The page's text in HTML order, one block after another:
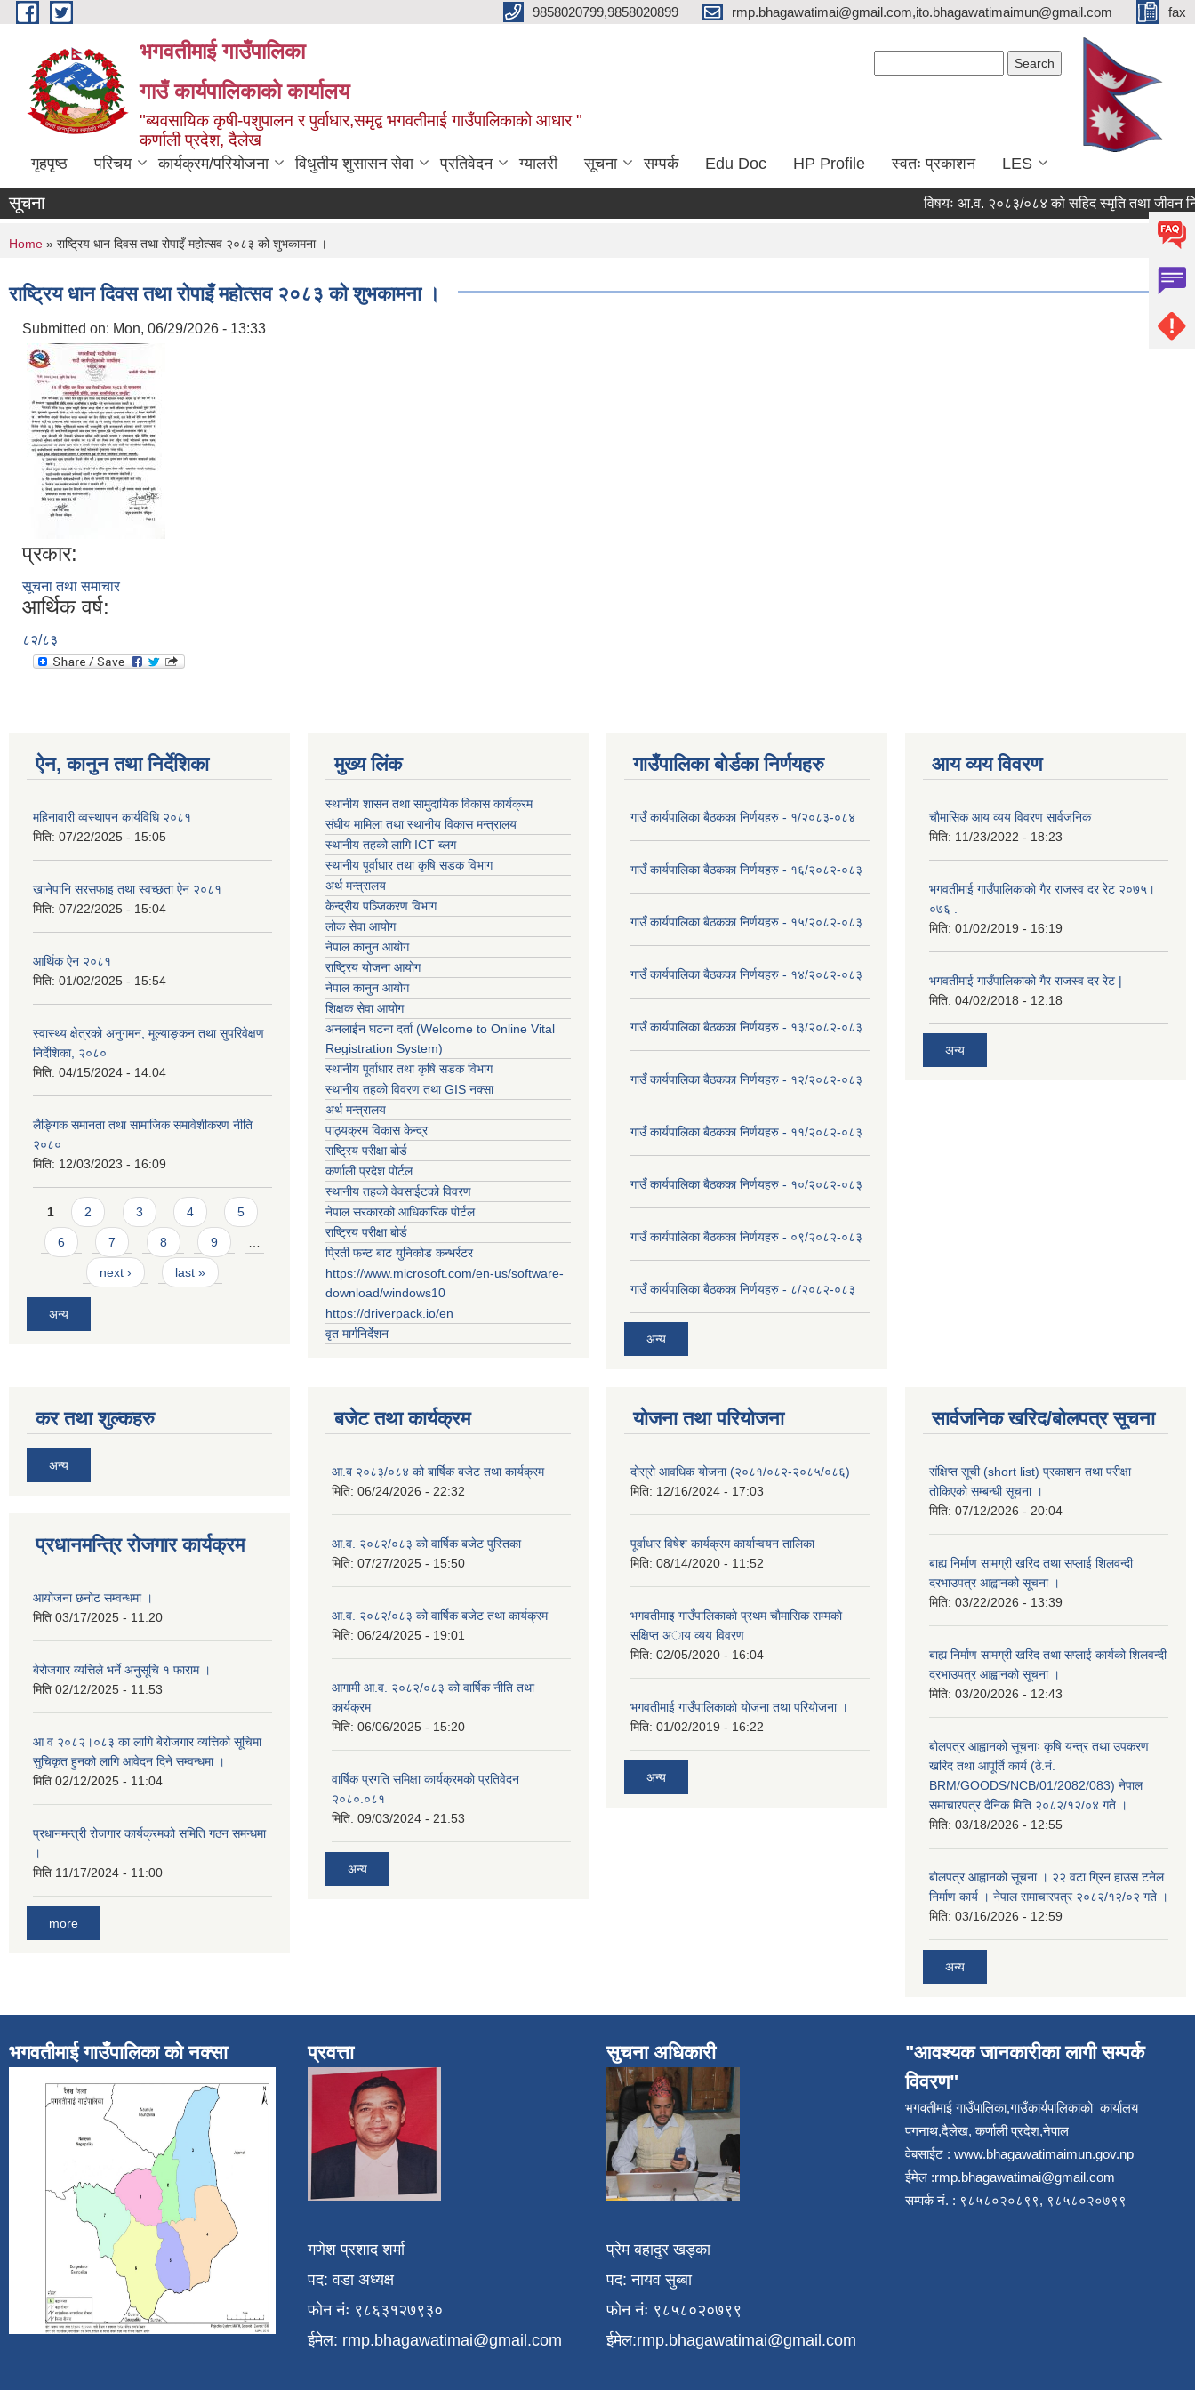
Skip to main content 9858020799,9858020899 rmp.bhagawatimai@gmail.com,ito.bhagawatimaimun@gmail.com fax
भगवतीमाई गाउँपालिका
गाउँ कार्यपालिकाको कार्यालय
"ब्यवसायिक कृषी-पशुपालन र पुर्वाधार,समृद्ब भगवतीमाई गाउँपालिकाको आधार "
कर्णाली प्रदेश, दैलेख
गृहपृष्ठ परिचय कार्यक्रम/परियोजना विधुतीय शुसासन सेवा प्रतिवेदन ग्यालरी सूचना सम्पर्क Edu Doc HP Profile स्वतः प्रकाशन LES
सूचना विषयः आ.व. २०८३/०८४ को सहिद स्मृति तथा जीवन
You are here
Home » राष्ट्रिय धान दिवस तथा रोपाइँ महोत्सव २०८३ को शुभकामना ।
राष्ट्रिय धान दिवस तथा रोपाइँ महोत्सव २०८३ को शुभकामना ।
Submitted on: Mon, 06/29/2026 - 13:33
प्रकार:
सूचना तथा समाचार
आर्थिक वर्ष:
८२/८३
ऐन, कानुन तथा निर्देशिका
महिनावारी व्वस्थापन कार्यविधि २०८१
मिति: 07/22/2025 - 15:05
खानेपानि सरसफाइ तथा स्वच्छता ऐन २०८१
मिति: 07/22/2025 - 15:04
आर्थिक ऐन २०८१
मिति: 01/02/2025 - 15:54
स्वास्थ्य क्षेत्रको अनुगमन, मूल्याङ्कन तथा सुपरिवेक्षण
निर्देशिका, २०८०
मिति: 04/15/2024 - 14:04
लैङ्गिक समानता तथा सामाजिक समावेशीकरण नीति
२०८०
मिति: 12/03/2023 - 16:09
Pages
1 2 3 4 5
6 7 8 9 …
next › last »
अन्य
मुख्य लिंक
स्थानीय शासन तथा सामुदायिक विकास कार्यक्रम
संघीय मामिला तथा स्थानीय विकास मन्त्रालय
स्थानीय तहको लागि ICT ब्लग
स्थानीय पूर्वाधार तथा कृषि सडक विभाग
अर्थ मन्त्रालय
केन्द्रीय पञ्जिकरण विभाग
लोक सेवा आयोग
नेपाल कानुन आयोग
राष्ट्रिय योजना आयोग
नेपाल कानुन आयोग
शिक्षक सेवा आयोग
अनलाईन घटना दर्ता (Welcome to Online Vital
Registration System)
स्थानीय पूर्वाधार तथा कृषि सडक विभाग
स्थानीय तहको विवरण तथा GIS नक्सा
अर्थ मन्त्रालय
पाठ्यक्रम विकास केन्द्र
राष्ट्रिय परीक्षा बोर्ड
कर्णाली प्रदेश पोर्टल
स्थानीय तहको वेवसाईटको विवरण
नेपाल सरकारको आधिकारिक पोर्टल
राष्ट्रिय परीक्षा बोर्ड
प्रिती फन्ट बाट युनिकोड कन्भर्रटर
https://www.microsoft.com/en-us/software-
download/windows10
https://driverpack.io/en
वृत मार्गनिर्देशन
गाउँपालिका बोर्डका निर्णयहरु
गाउँ कार्यपालिका बैठकका निर्णयहरु - १/२०८३-०८४
गाउँ कार्यपालिका बैठकका निर्णयहरु - १६/२०८२-०८३
गाउँ कार्यपालिका बैठकका निर्णयहरु - १५/२०८२-०८३
गाउँ कार्यपालिका बैठकका निर्णयहरु - १४/२०८२-०८३
गाउँ कार्यपालिका बैठकका निर्णयहरु - १३/२०८२-०८३
गाउँ कार्यपालिका बैठकका निर्णयहरु - १२/२०८२-०८३
गाउँ कार्यपालिका बैठकका निर्णयहरु - ११/२०८२-०८३
गाउँ कार्यपालिका बैठकका निर्णयहरु - १०/२०८२-०८३
गाउँ कार्यपालिका बैठकका निर्णयहरु - ०९/२०८२-०८३
गाउँ कार्यपालिका बैठकका निर्णयहरु - ८/२०८२-०८३
अन्य
आय व्यय विवरण
चाैमासिक आय व्यय विवरण सार्वजनिक
मिति: 11/23/2022 - 18:23
भगवतीमाई गाउँपालिकाको गैर राजस्व दर रेट २०७५।
०७६ .
मिति: 01/02/2019 - 16:19
भगवतीमाई गाउँपालिकाको गैर राजस्व दर रेट |
मिति: 04/02/2018 - 12:18
अन्य
कर तथा शुल्कहरु
अन्य
प्रधानमन्त्रि रोजगार कार्यक्रम
आयोजना छनोट सम्वन्धमा ।
मिति 03/17/2025 - 11:20
बेरोजगार व्यत्तिले भर्ने अनुसूचि १ फाराम ।
मिति 02/12/2025 - 11:53
आ व २०८२।०८३ का लागि बेेरोजगार व्यत्तिको सूचिमा
सुचिकृत हुनको लागि आवेदन दिने सम्वन्धमा ।
मिति 02/12/2025 - 11:04
प्रधानमन्त्री रोजगार कार्यक्रमको समिति गठन समन्धमा
।
मिति 11/17/2024 - 11:00
more
बजेट तथा कार्यक्रम
आ.ब २०८३/०८४ को बार्षिक बजेट तथा कार्यक्रम
मिति: 06/24/2026 - 22:32
आ.व. २०८२/०८३ को वार्षिक बजेट पुस्तिका
मिति: 07/27/2025 - 15:50
आ.व. २०८२/०८३ को वार्षिक बजेट तथा कार्यक्रम
मिति: 06/24/2025 - 19:01
आगामी आ.व. २०८२/०८३ को वार्षिक नीति तथा
कार्यक्रम
मिति: 06/06/2025 - 15:20
वार्षिक प्रगति समिक्षा कार्यक्रमको प्रतिवेदन
२०८०.०८१
मिति: 09/03/2024 - 21:53
अन्य
योजना तथा परियोजना
दोस्रो आवधिक योजना (२०८१/०८२-२०८५/०८६)
मिति: 12/16/2024 - 17:03
पूर्वाधार विषेश कार्यक्रम कार्यान्वयन तालिका
मिति: 08/14/2020 - 11:52
भगवतीमाइ गाउँपालिकाकाे प्रथम चाैमासिक सम्मकाे
सक्षिप्त अाय व्यय विवरण
मिति: 02/05/2020 - 16:04
भगवतीमाई गाउँपालिकाको याेजना तथा परियाेजना ।
मिति: 01/02/2019 - 16:22
अन्य
सार्वजनिक खरिद/बोलपत्र सूचना
संक्षिप्त सूची (short list) प्रकाशन तथा परीक्षा
तोकिएको सम्बन्धी सूचना ।
मिति: 07/12/2026 - 20:04
बाह्य निर्माण सामग्री खरिद तथा सप्लाई शिलवन्दी
दरभाउपत्र आह्वानको सूचना ।
मिति: 03/22/2026 - 13:39
बाह्य निर्माण सामग्री खरिद तथा सप्लाई कार्यको शिलवन्दी
दरभाउपत्र आह्वानको सूचना ।
मिति: 03/20/2026 - 12:43
बोलपत्र आह्वानको सूचनाः कृषि यन्त्र तथा उपकरण
खरिद तथा आपूर्ति कार्य (ठे.नं.
BRM/GOODS/NCB/01/2082/083) नेपाल
समाचारपत्र दैनिक मिति २०८२/१२/०४ गते ।
मिति: 03/18/2026 - 12:55
बोलपत्र आह्वानको सूचना । २२ वटा ग्रिन हाउस टनेल
निर्माण कार्य । नेपाल समाचारपत्र २०८२/१२/०२ गते ।
मिति: 03/16/2026 - 12:59
अन्य
भगवतीमाई गाउँपालिका को नक्सा प्रवत्ता
गणेश प्रशाद शर्मा
पद: वडा अध्यक्ष
फोन नंः ९८६३१२७९३०
ईमेल: rmp.bhagawatimai@gmail.com
सुचना अधिकारी
प्रेम बहादुर खड्का
पद: नायव सुब्बा
फोन नंः ९८५८०२०७९९
ईमेल:rmp.bhagawatimai@gmail.com
"आवश्यक जानकारीका लागी सम्पर्क
विवरण"
भगवतीमाई गाउँपालिका,गाउँकार्यपालिकाको कार्यालय
पगनाथ,दैलेख, कर्णाली प्रदेश,नेपाल
वेबसाईट : www.bhagawatimaimun.gov.np
ईमेल :rmp.bhagawatimai@gmail.com
सम्पर्क नं. : ९८५८०२०८९९, ९८५८०२०७९९